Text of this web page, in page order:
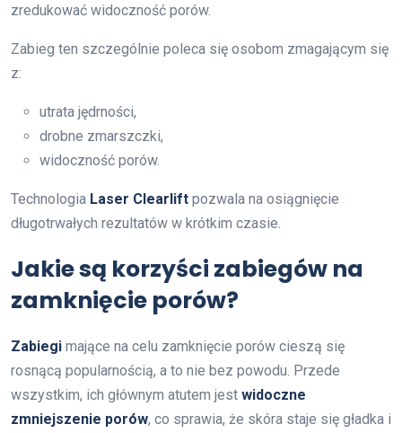
zredukować widoczność porów.
Zabieg ten szczególnie poleca się osobom zmagającym się
z:
utrata jędrności,
drobne zmarszczki,
widoczność porów.
Technologia Laser Clearlift pozwala na osiągnięcie
długotrwałych rezultatów w krótkim czasie.
Jakie są korzyści zabiegów na
zamknięcie porów?
Zabiegi mające na celu zamknięcie porów cieszą się
rosnącą popularnością, a to nie bez powodu. Przede
wszystkim, ich głównym atutem jest widoczne
zmniejszenie porów, co sprawia, że skóra staje się gładka i